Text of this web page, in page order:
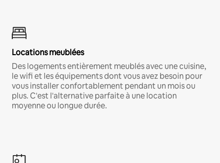
Locations meublées
Des logements entièrement meublés avec une cuisine,
le wifi et les équipements dont vous avez besoin pour
vous installer confortablement pendant un mois ou
plus. C'est l'alternative parfaite à une location
moyenne ou longue durée.